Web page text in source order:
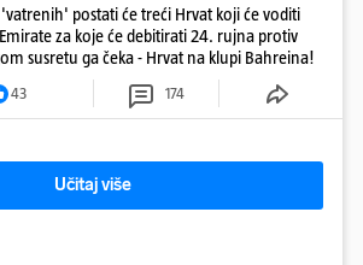
postati će treći Hrvat koji će voditi
za koje će debitirati 24. rujna protiv
susretu ga čeka - Hrvat na klupi Bahreina!
43 174
Učitaj više